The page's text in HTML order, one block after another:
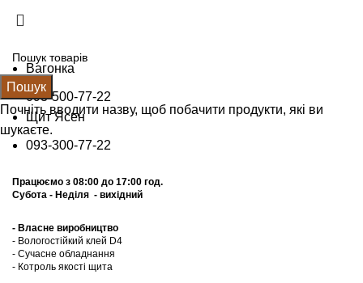
Вагонка
093-500-77-22
Щит Ясен
093-300-77-22
Працюємо з 08:00 до 17:00 год.
Субота - Неділя - вихідний
- Власне виробництво
- Вологостійкий клей D4
- Сучасне обладнання
- Котроль якоcті щита
Пошук
Почніть вводити назву, щоб побачити продукти, які ви
шукаєте.